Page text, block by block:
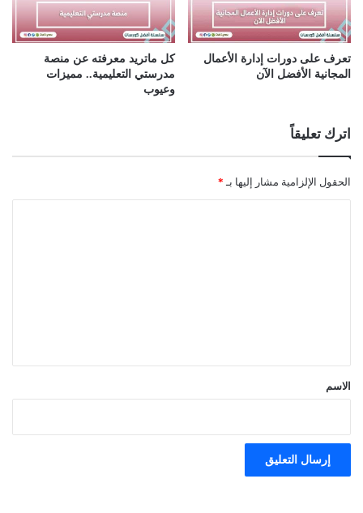
تعرف على دورات إدارة الأعمال
المجانية الأفضل الآن
كل ماتريد معرفته عن منصة
مدرستي التعليمية.. مميزات
وعيوب
اترك تعليقاً
الحقول الإلزامية مشار إليها بـ *
*الاسم